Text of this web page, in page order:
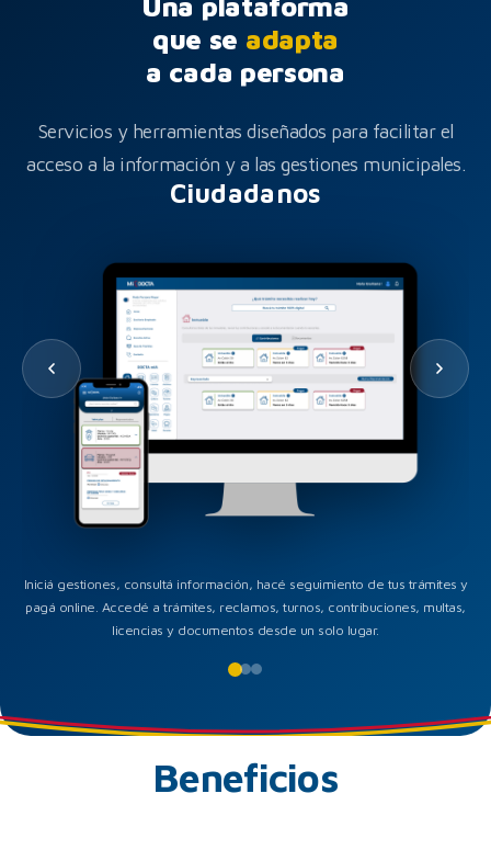
Una plataforma
que se adapta
a cada persona
Servicios y herramientas diseñados para facilitar el
acceso a la información y a las gestiones municipales.
Ciudadanos
Iniciá gestiones, consultá información, hacé seguimiento de tus trámites y
pagá online. Accedé a trámites, reclamos, turnos, contribuciones, multas,
licencias y documentos desde un solo lugar.
Beneficios